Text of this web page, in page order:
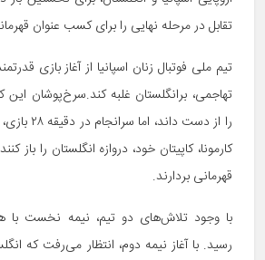
تقابل در مرحله نهایی را برای کسب عنوان
تیم ملی فوتبال زنان اسپانیا از آغاز بازی
تهاجمی، برانگلستان غلبه کند.سرخ‌پوشان
را از دست
کارمونا، کاپیتان خود، دروازه انگلستان را باز
قهرمانی بردارند.
با وجود تلاش‌های دو تیم، نیمه نخست با
رسید‌‌‌‌. با آغاز نیمه دوم، انتظار می‌رفت که